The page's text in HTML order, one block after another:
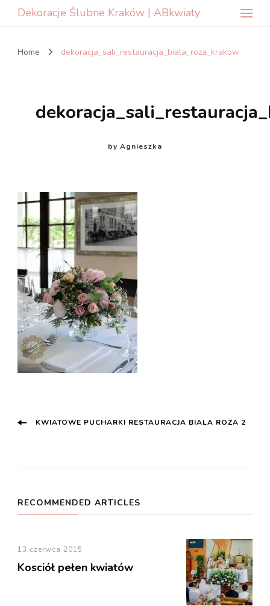
Dekoracje Ślubne Kraków | ABkwiaty
Home dekoracja_sali_restauracja_biala_roza_krakow
by Agnieszka
Post
KWIATOWE PUCHARKI RESTAURACJA BIALA ROZA 2
RECOMMENDED ARTICLES
13 czerwca 2015
Kosciół pełen kwiatów